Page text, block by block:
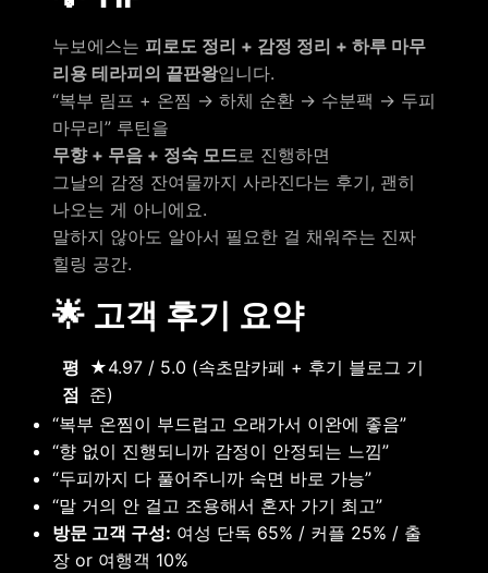
누보에스는 피로도 정리 + 감정 정리 + 하루 마무
리용 테라피의 끝판왕입니다.
“복부 림프 + 온찜 → 하체 순환 → 수분팩 → 두피
마무리” 루틴을
무향 + 무음 + 정숙 모드로 진행하면
그날의 감정 잔여물까지 사라진다는 후기, 괜히
나오는 게 아니에요.
말하지 않아도 알아서 필요한 걸 채워주는 진짜
힐링 공간.
🌟 고객 후기 요약
평
점
★4.97 / 5.0 (속초맘카페 + 후기 블로그 기
준)
“복부 온찜이 부드럽고 오래가서 이완에 좋음”
“향 없이 진행되니까 감정이 안정되는 느낌”
“두피까지 다 풀어주니까 숙면 바로 가능”
“말 거의 안 걸고 조용해서 혼자 가기 최고”
방문 고객 구성: 여성 단독 65% / 커플 25% / 출
장 or 여행객 10%